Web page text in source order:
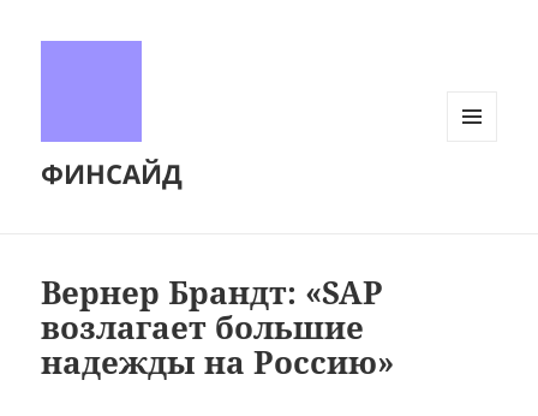
ФИНСАЙД
Вернер Брандт: «SAP
возлагает большие
надежды на Россию»